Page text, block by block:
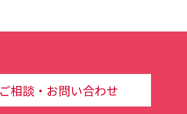
ご相談・お問い合わせ